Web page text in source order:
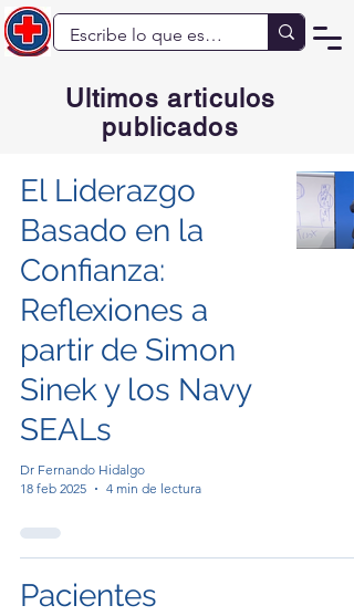
Ultimos articulos
publicados
El Liderazgo
Basado en la
Confianza:
Reflexiones a
partir de Simon
Sinek y los Navy
SEALs
Dr Fernando Hidalgo
18 feb 2025
4 min de lectura
Pacientes